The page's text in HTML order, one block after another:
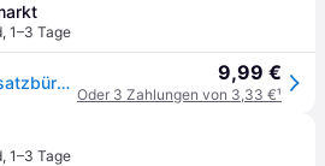
, 1–3 Tage
Einhell Fugenreiniger-Ersatzbürste Stahl GC-EG 1410 Ø 10 cm grau 9,99 €
Oder 3 Zahlungen von 3,33 €¹
, 1–3 Tage